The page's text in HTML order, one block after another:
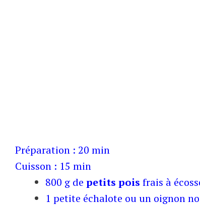
Préparation : 20 min
Cuisson : 15 min
800 g de petits pois frais à
1 petite échalote ou un oignon